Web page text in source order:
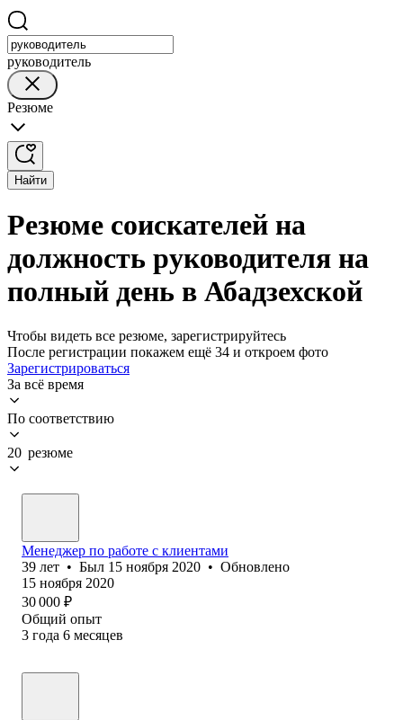
руководитель
Резюме
Найти
Резюме соискателей на
должность руководителя на
полный день в Абадзехской
Чтобы видеть все резюме, зарегистрируйтесь
После регистрации покажем ещё 34 и откроем фото
Зарегистрироваться
За всё время
По соответствию
20 резюме
Менеджер по работе с клиентами
39 лет • Был 15 ноября 2020 • Обновлено
15 ноября 2020
30 000 ₽
Общий опыт
3 года 6 месяцев